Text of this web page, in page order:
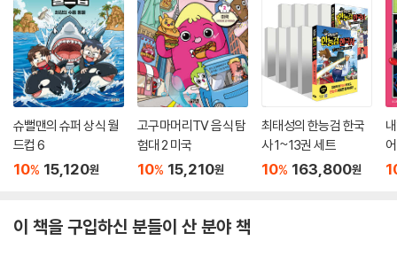
슈뻘맨의 슈퍼 상식 월
드컵 6
10% 15,120원
고구마머리TV 음식 탐
험대 2 미국
10% 15,210원
최태성의 한능검 한국
사 1~13권 세트
10% 163,800원
이 책을 구입하신 분들이 산 분야 책